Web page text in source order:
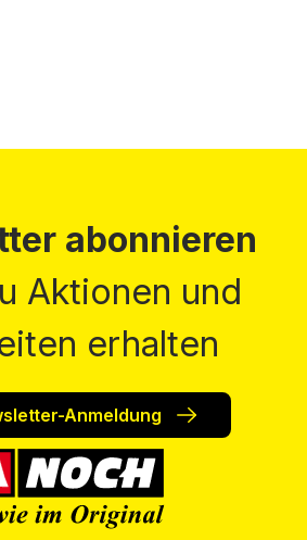
abonnieren
Aktionen und
erhalten
Anmeldung